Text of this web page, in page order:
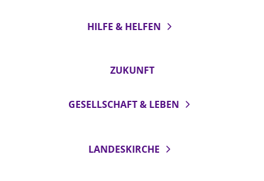
HILFE & HELFEN
ZUKUNFT
GESELLSCHAFT & LEBEN
LANDESKIRCHE